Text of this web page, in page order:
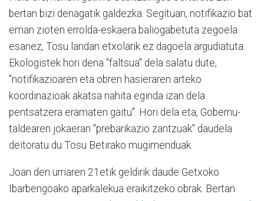
bertan bizi denagatik galdezka. Segituan, notifikazio bat
eman zioten errolda-eskaera baliogabetuta zegoela
esanez, Tosu landan etxolarik ez dagoela argudiatuta.
Ekologistek hori dena "faltsua" dela salatu dute,
"notifikazioaren eta obren hasieraren arteko
koordinazioak akatsa nahita eginda izan dela
pentsatzera eramaten gaitu". Hori dela eta, Gobernu-
taldearen jokaeran "prebarikazio zantzuak" daudela
deitoratu du Tosu Betirako mugimenduak.
Joan den urriaren 21etik geldirik daude Getxoko
Ibarbengoako aparkalekua eraikitzeko obrak. Bertan